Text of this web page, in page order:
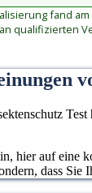
fand am
qualifizierten
hier auf eine
dass